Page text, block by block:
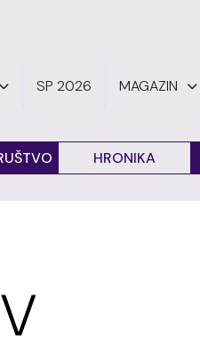
SP 2026 MAGAZIN
HRONIKA